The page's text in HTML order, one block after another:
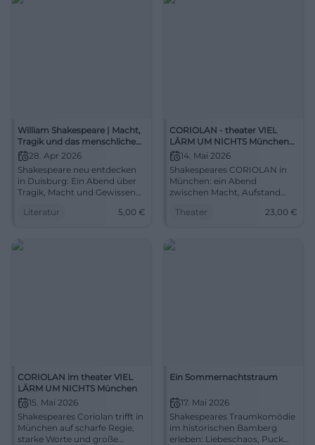
William Shakespeare | Macht,
Tragik und das menschliche
Gewissen
28. Apr 2026
Shakespeare neu entdecken
in Duisburg: Ein Abend über
Tragik, Macht und Gewissen
28.04.2026, 18:00 Uhr, 5 €.
#Shakespeare
Literatur 5,00 €
CORIOLAN - theater VIEL
LÄRM UM NICHTS München
Aufführung 2026
14. Mai 2026
Shakespeares CORIOLAN in
München: ein Abend
zwischen Macht, Aufstand
Uhr in der Pasinger Fabrik.
Theater 23,00 €
CORIOLAN im theater VIEL
LÄRM UM NICHTS München
15. Mai 2026
Shakespeares Coriolan trifft in
München auf scharfe Regie,
starke Worte und große
Ein Sommernachtstraum
17. Mai 2026
Shakespeares Traumkomödie
im historischen Bamberg
erleben: Liebeschaos, Puck